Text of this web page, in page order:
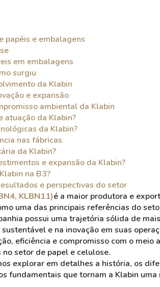
papéis e embalagens
em embalagens
surgiu
da Klabin
e expansão
ambiental da Klabin
atuação da Klabin?
da Klabin?
nas fábricas
da Klabin?
e expansão da Klabin?
na B3?
e perspectivas do setor
KLBN11)é a maior produtora e
uma das principais referências do
possui uma trajetória sólida de
e na inovação em suas
eficiência e compromisso com o meio
setor de papel e celulose.
explorar em detalhes a história, os
fundamentais que tornam a Klabin